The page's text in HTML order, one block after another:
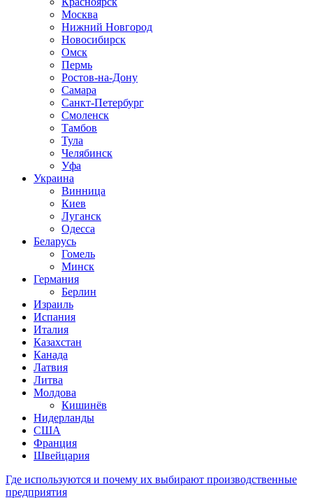
Москва
Нижний Новгород
Новосибирск
Омск
Пермь
Ростов-на-Дону
Самара
Санкт-Петербург
Смоленск
Тамбов
Тула
Челябинск
Уфа
Украина
Винница
Киев
Луганск
Одесса
Беларусь
Гомель
Минск
Германия
Берлин
Израиль
Испания
Италия
Казахстан
Канада
Латвия
Литва
Молдова
Кишинёв
Нидерланды
США
Франция
Швейцария
Где используются и почему их выбирают производственные
предприятия